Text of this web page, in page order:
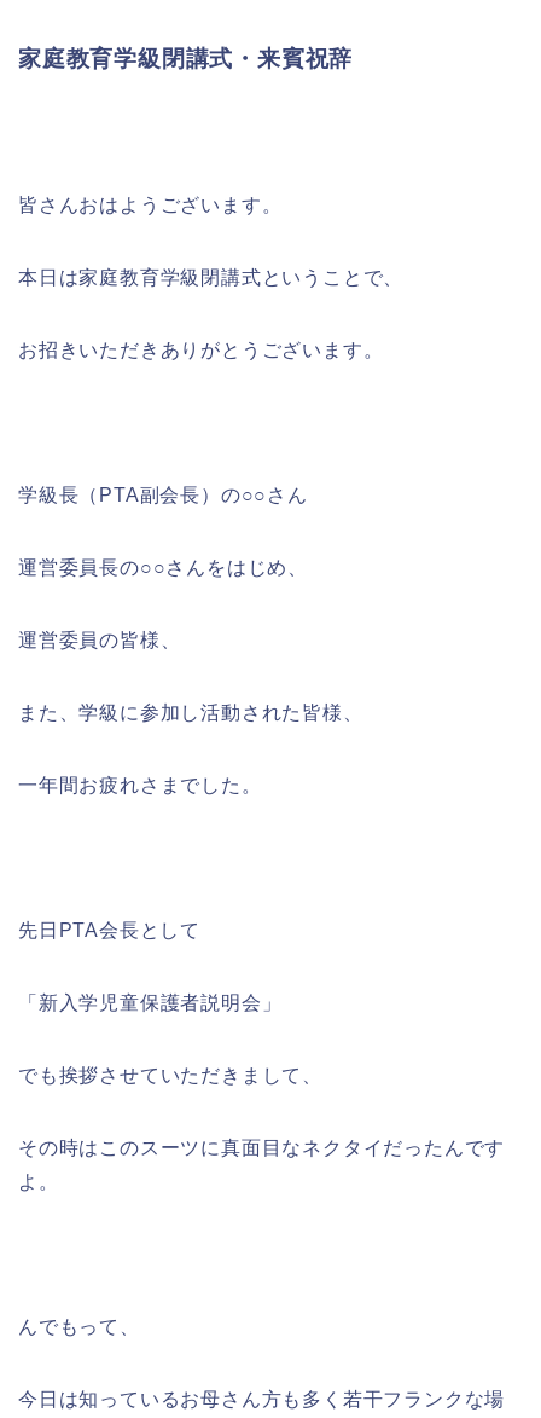
家庭教育学級閉講式・来賓祝辞
皆さんおはようございます。
本日は家庭教育学級閉講式ということで、
お招きいただきありがとうございます。
学級長（PTA副会長）の○○さん
運営委員長の○○さんをはじめ、
運営委員の皆様、
また、学級に参加し活動された皆様、
一年間お疲れさまでした。
先日PTA会長として
「新入学児童保護者説明会」
でも挨拶させていただきまして、
その時はこのスーツに真面目なネクタイだったんです
よ。
んでもって、
今日は知っているお母さん方も多く若干フランクな場